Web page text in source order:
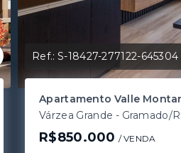
Ref.:S-18427-277122-645304
Apartamento Valle
Várzea Grande - Gramado/
R$850.000 / VENDA